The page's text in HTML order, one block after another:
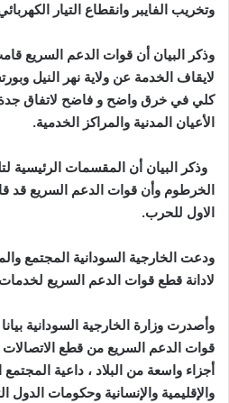
وتخريب الفايبر وانقطاع التيار
وذكر البيان أن قوات الدعم السريع
لايقاف الخدمة عن ولاية نهر النيل
كلي في خرق واضح و فاضح لاتفاق
الأعيان المدنية والمراكز الخدمية.
وذكر البيان أن المقسمات
الخرطوم وأن قوات الدعم السريع قد
الاول للحرب.
ودعت الخارجية السودانية المجتمع
لادانة قطع قوات الدعم السريع
وأصدرت وزارة الخارجية السودانية
قوات الدعم السريع من قطع الاتصالات
أجزاء واسعة من البلاد ، داعية
والإقليمية والإنسانية وحكومات